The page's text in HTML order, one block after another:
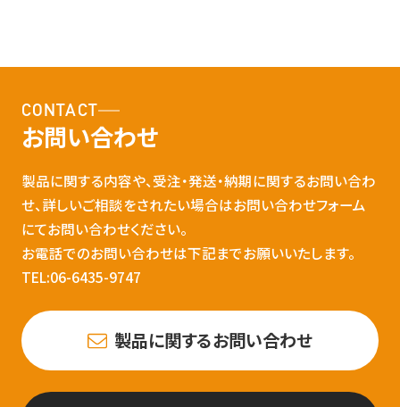
CONTACT
お問い合わせ
製品に関する内容や、受注・発送・納期に関するお問い合わ
せ、詳しいご相談をされたい場合はお問い合わせフォーム
にてお問い合わせください。
お電話でのお問い合わせは下記までお願いいたします。
TEL:06-6435-9747
製品に関するお問い合わせ